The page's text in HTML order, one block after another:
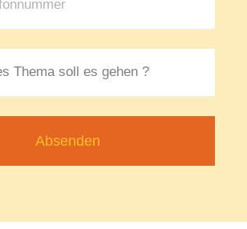
Absenden